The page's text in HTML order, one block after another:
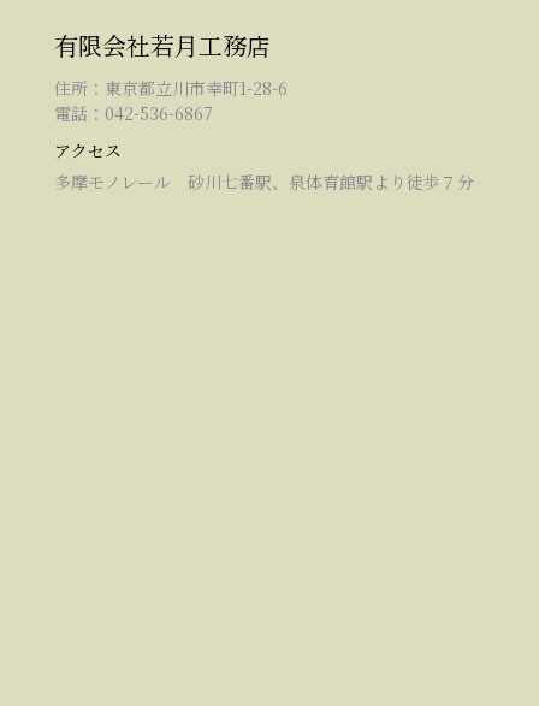
有限会社若月工務店
住所：東京都立川市幸町1-28-6
電話：042-536-6867
アクセス
多摩モノレール 砂川七番駅、泉体育館駅より徒歩７分